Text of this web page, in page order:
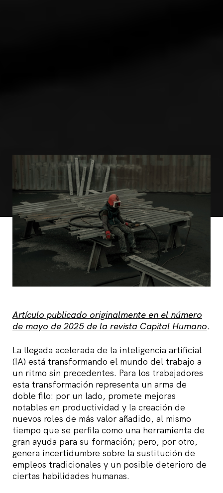
Artículo publicado originalmente en el número
de mayo de 2025 de la revista Capital Humano.
La llegada acelerada de la inteligencia artificial
(IA) está transformando el mundo del trabajo a
un ritmo sin precedentes. Para los trabajadores
esta transformación representa un arma de
doble filo: por un lado, promete mejoras
notables en productividad y la creación de
nuevos roles de más valor añadido, al mismo
tiempo que se perfila como una herramienta de
gran ayuda para su formación; pero, por otro,
genera incertidumbre sobre la sustitución de
empleos tradicionales y un posible deterioro de
ciertas habilidades humanas.